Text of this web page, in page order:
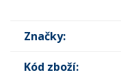
Značky:
Kód zboží: